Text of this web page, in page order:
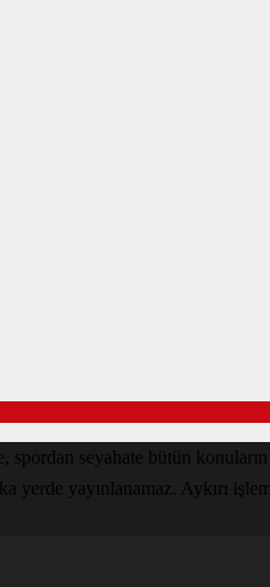
spordan seyahate bütün
yerde yayınlanamaz. Aykırı